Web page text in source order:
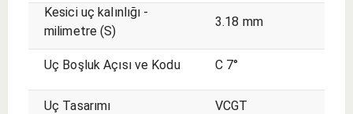
Kesici uç kalınlığı -
milimetre (S)
3.18 mm
Uç Boşluk Açısı ve Kodu C 7°
Uç Tasarımı VCGT